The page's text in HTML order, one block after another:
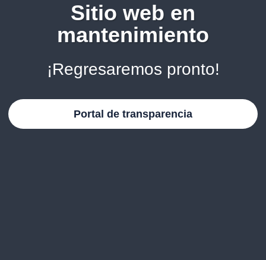
Sitio web en
mantenimiento
¡Regresaremos pronto!
Portal de transparencia